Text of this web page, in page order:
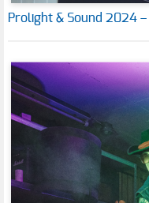
Prolight & Sound 2024